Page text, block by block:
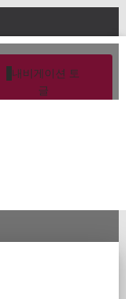
내비게이션 토
글